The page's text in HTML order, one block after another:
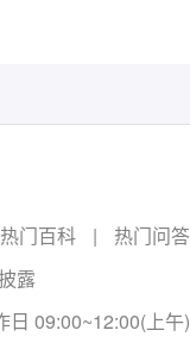
热门百科 |
热门问答
露
日 09:00~12:00(上午)